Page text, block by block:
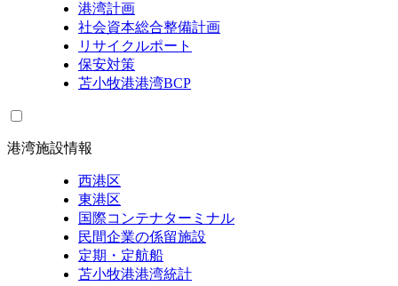
港湾計画
社会資本総合整備計画
リサイクルポート
保安対策
苫小牧港港湾BCP
港湾施設情報
西港区
東港区
国際コンテナターミナル
民間企業の係留施設
定期・定航船
苫小牧港港湾統計